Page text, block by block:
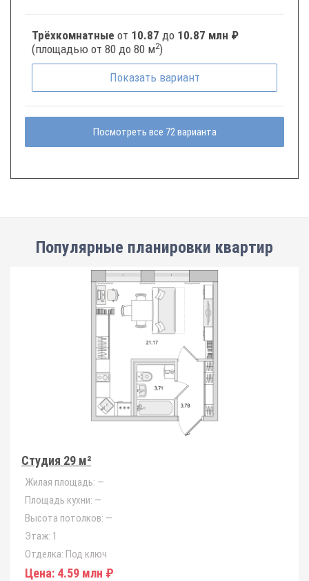
Трёхкомнатные от 10.87 до 10.87 млн ₽
(площадью от 80 до 80 м2)
Показать вариант
Посмотреть все 72 варианта
Популярные планировки квартир
Студия 29 м²
Жилая площадь: —
Площадь кухни: —
Высота потолков: —
Этаж: 1
Отделка: Под ключ
Цена: 4.59 млн ₽